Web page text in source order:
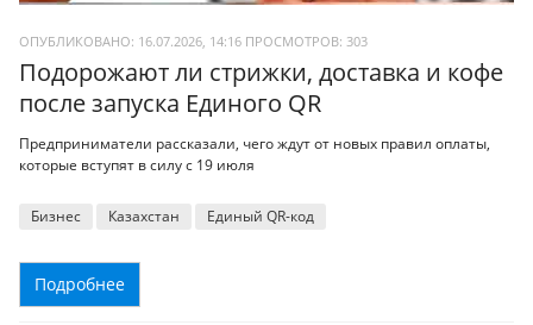
ОПУБЛИКОВАНО: 16.07.2026, 14:16 ПРОСМОТРОВ: 303
Подорожают ли стрижки, доставка и кофе
после запуска Единого QR
Предприниматели рассказали, чего ждут от новых правил оплаты,
которые вступят в силу с 19 июля
Бизнес Казахстан Единый QR-код
Подробнее